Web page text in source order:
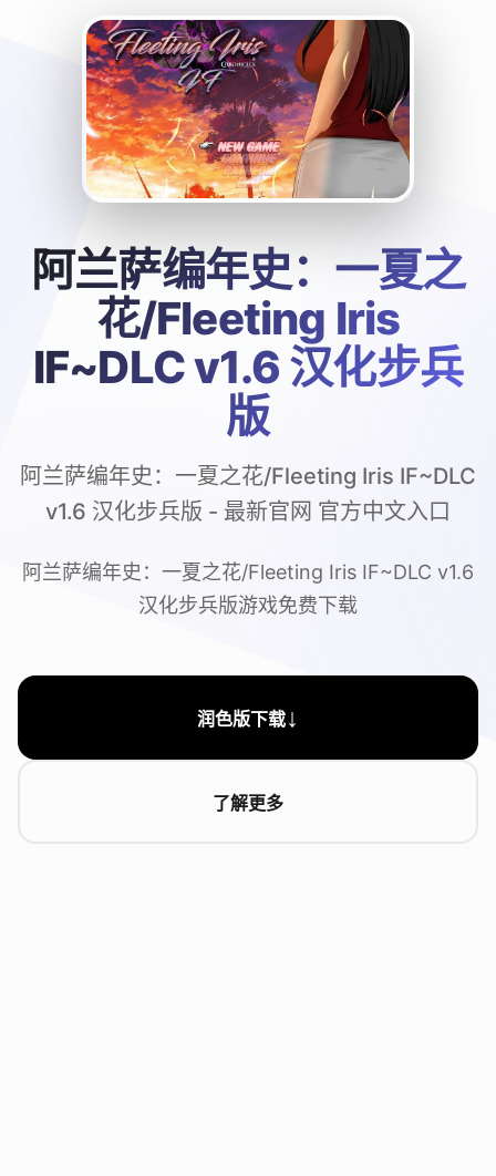
阿兰萨编年史：一夏之
花/Fleeting Iris
IF~DLC v1.6 汉化步兵
版
阿兰萨编年史：一夏之花/Fleeting Iris IF~DLC
v1.6 汉化步兵版 - 最新官网 官方中文入口
阿兰萨编年史：一夏之花/Fleeting Iris IF~DLC v1.6
汉化步兵版游戏免费下载
润色版下载↓
了解更多